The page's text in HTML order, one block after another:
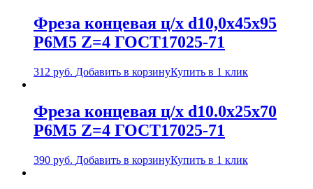
Фреза концевая ц/х d10,0х45х95
Р6М5 Z=4 ГОСТ17025-71
312 руб. Добавить в корзинуКупить в 1 клик
Фреза концевая ц/х d10.0х25х70
Р6М5 Z=4 ГОСТ17025-71
390 руб. Добавить в корзинуКупить в 1 клик